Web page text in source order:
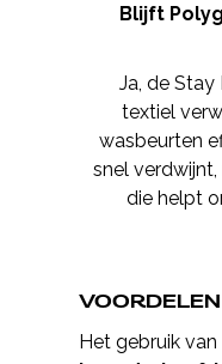
Blijft
Ja, de
textiel
wasbeurten
snel
die helpt
Het gebruik